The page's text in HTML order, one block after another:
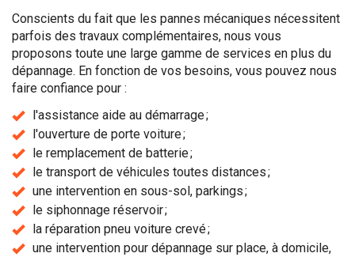
Conscients du fait que les pannes mécaniques nécessitent
parfois des travaux complémentaires, nous vous
proposons toute une large gamme de services en plus du
dépannage. En fonction de vos besoins, vous pouvez nous
faire confiance pour :
l'assistance aide au démarrage ;
l'ouverture de porte voiture ;
le remplacement de batterie ;
le transport de véhicules toutes distances ;
une intervention en sous-sol, parkings ;
le siphonnage réservoir ;
la réparation pneu voiture crevé ;
une intervention pour dépannage sur place, à domicile,